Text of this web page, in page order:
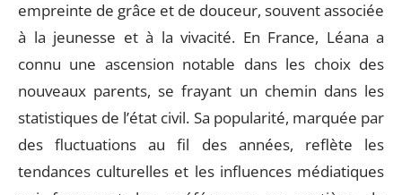
empreinte de grâce et de douceur, souvent associée
à la jeunesse et à la vivacité. En France, Léana a
connu une ascension notable dans les choix des
nouveaux parents, se frayant un chemin dans les
statistiques de l’état civil. Sa popularité, marquée par
des fluctuations au fil des années, reflète les
tendances culturelles et les influences médiatiques